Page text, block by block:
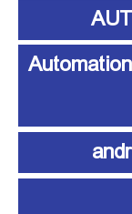
آموزش اتوماسیون صنعتی Automation